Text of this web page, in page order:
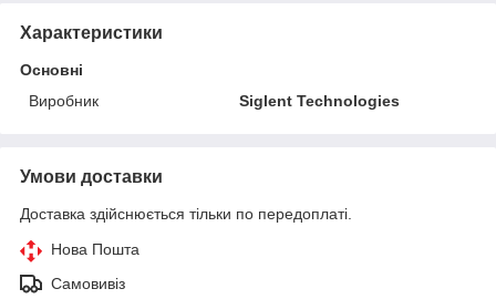
Характеристики
Основні
Виробник
Siglent Technologies
Умови доставки
Доставка здійснюється тільки по передоплаті.
Нова Пошта
Самовивіз